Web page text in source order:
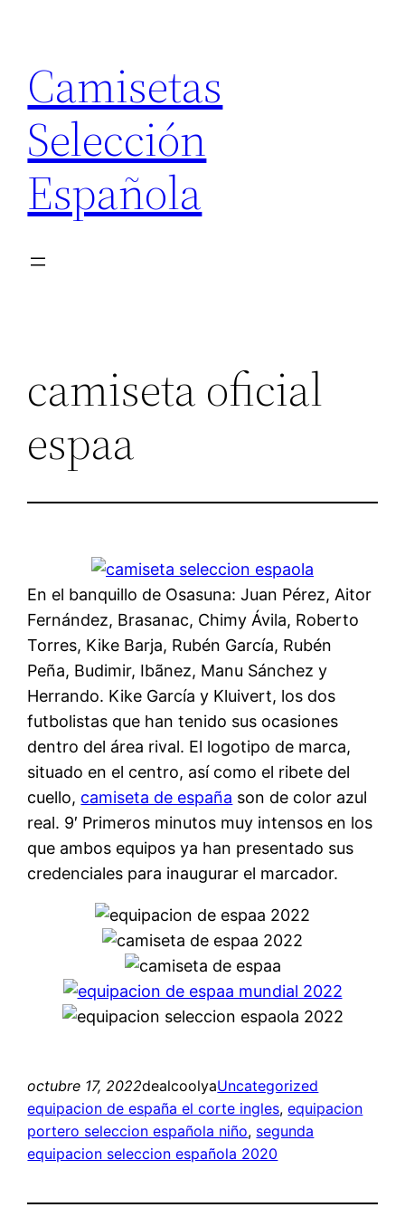
contenido
Camisetas
Selección
Española
camiseta oficial
espaa
En el banquillo de Osasuna: Juan Pérez, Aitor
Fernández, Brasanac, Chimy Ávila, Roberto
Torres, Kike Barja, Rubén García, Rubén
Peña, Budimir, Ibãnez, Manu Sánchez y
Herrando. Kike García y Kluivert, los dos
futbolistas que han tenido sus ocasiones
dentro del área rival. El logotipo de marca,
situado en el centro, así como el ribete del
cuello, camiseta de españa son de color azul
real. 9′ Primeros minutos muy intensos en los
que ambos equipos ya han presentado sus
credenciales para inaugurar el marcador.
octubre 17, 2022dealcoolyaUncategorized
equipacion de españa el corte ingles, equipacion
portero seleccion española niño, segunda
equipacion seleccion española 2020